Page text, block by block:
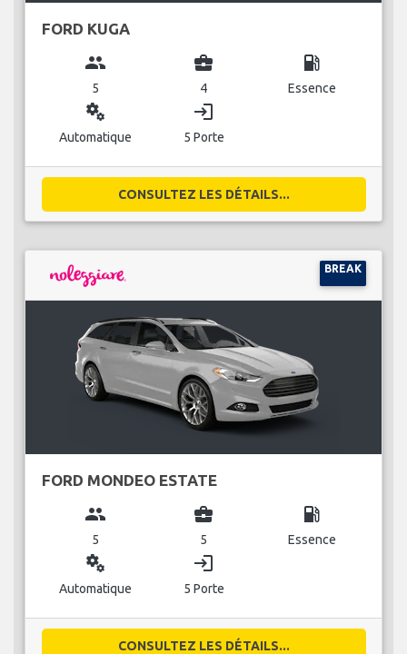
FORD KUGA
group
5
business_center
4
local_gas_station
Essence
miscellaneous_services
Automatique
login
5 Porte
CONSULTEZ LES DÉTAILS...
BREAK
FORD MONDEO ESTATE
group
5
business_center
5
local_gas_station
Essence
miscellaneous_services
Automatique
login
5 Porte
CONSULTEZ LES DÉTAILS...